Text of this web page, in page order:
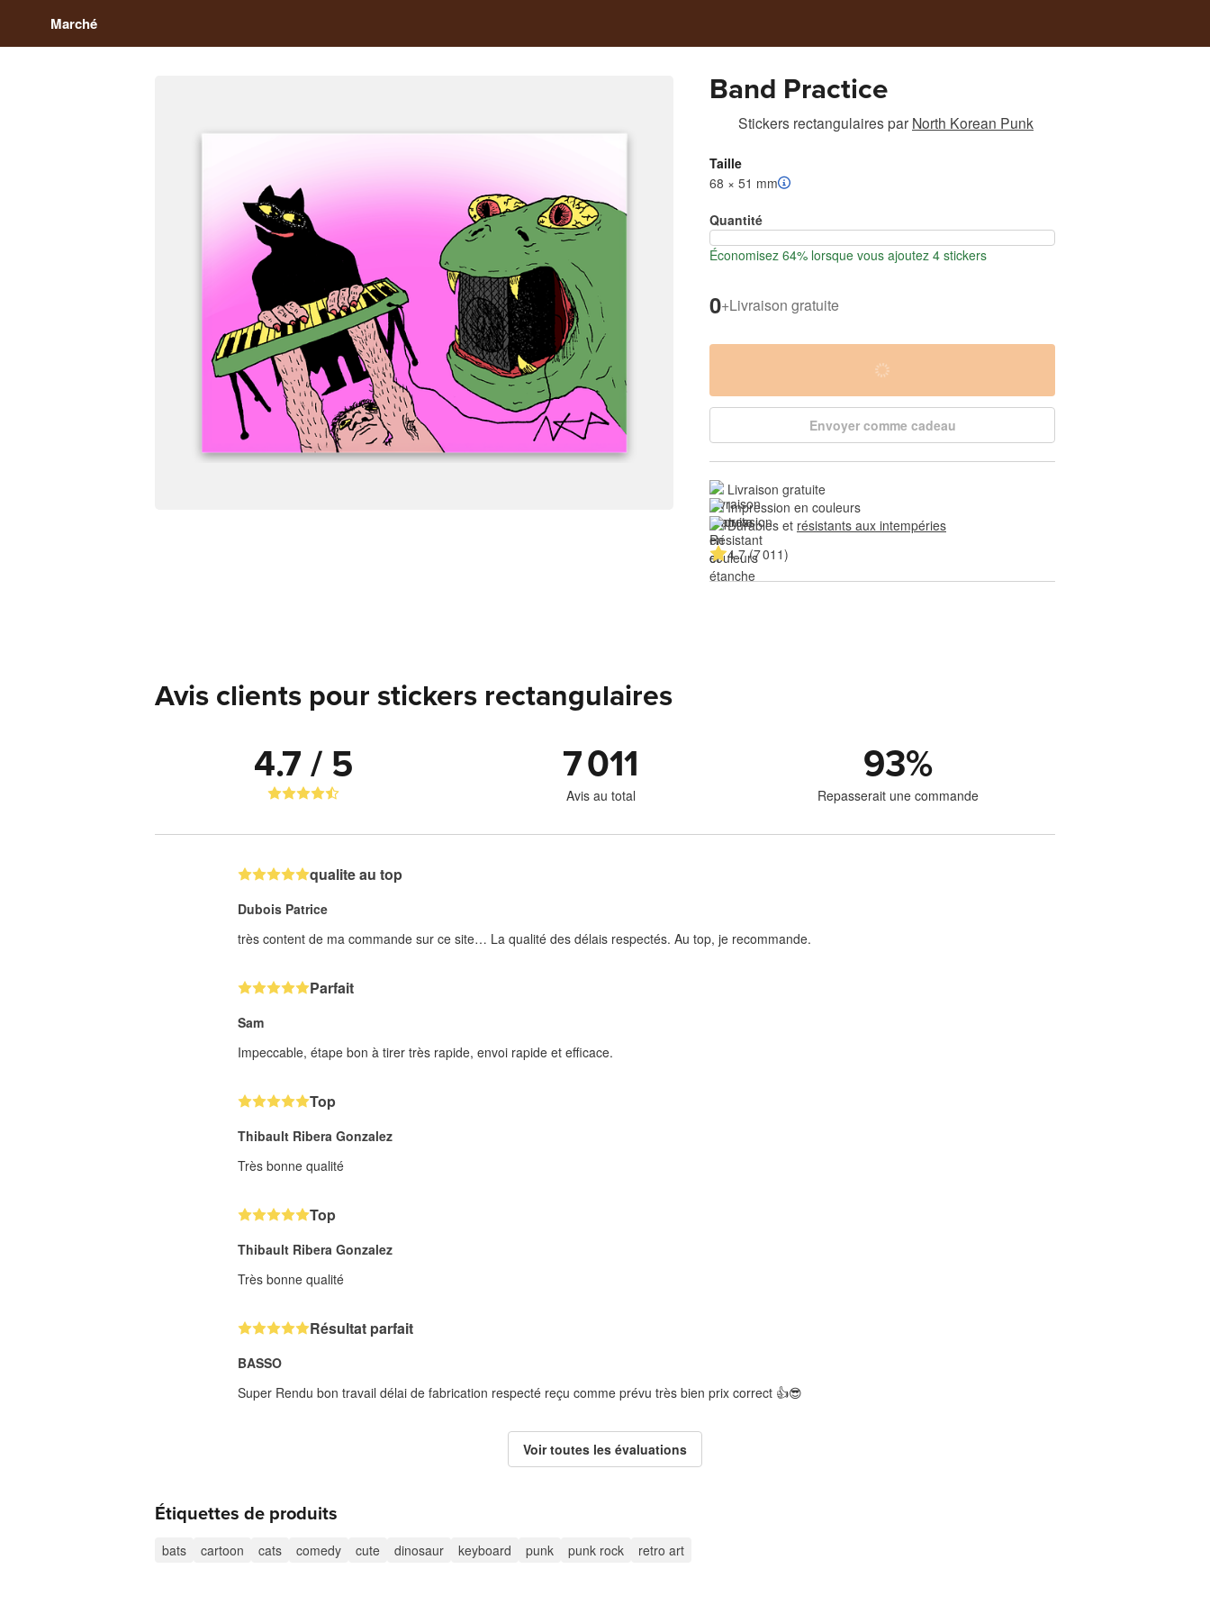
Marché
Band Practice
Stickers rectangulairespar North Korean Punk
Taille
68 × 51 mm
Quantité
Économisez 64% lorsque vous ajoutez 4 stickers
0+Livraison gratuite
Envoyer comme cadeau
Livraison gratuite
Impression en couleurs
Durables et résistants aux intempéries
4.7 (7 011)
Avis clients pour stickers rectangulaires
4.7 / 5 7 011
Avis au total
93%
Repasserait une commande
qualite au top
Dubois Patrice
très content de ma commande sur ce site… La qualité des délais respectés. Au top, je recommande.
Parfait
Sam
Impeccable, étape bon à tirer très rapide, envoi rapide et efficace.
Top
Thibault Ribera Gonzalez
Très bonne qualité
Top
Thibault Ribera Gonzalez
Très bonne qualité
Résultat parfait
BASSO
Super Rendu bon travail délai de fabrication respecté reçu comme prévu très bien prix correct 👍😎
Voir toutes les évaluations
Étiquettes de produits
bats cartoon cats comedy cute dinosaur keyboard punk punk rock retro art